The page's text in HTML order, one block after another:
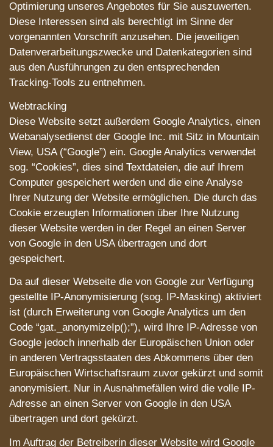
Optimierung unseres Angebotes für Sie auszuwerten.
Diese Interessen sind als berechtigt im Sinne der
vorgenannten Vorschrift anzusehen. Die jeweiligen
Datenverarbeitungszwecke und Datenkategorien sind
aus den Ausführungen zu den entsprechenden
Tracking-Tools zu entnehmen.
Webtracking
Diese Website setzt außerdem Google Analytics, einen
Webanalysedienst der Google Inc. mit Sitz in Mountain
View, USA (“Google”) ein. Google Analytics verwendet
sog. “Cookies”, dies sind Textdateien, die auf Ihrem
Computer gespeichert werden und die eine Analyse
Ihrer Nutzung der Website ermöglichen. Die durch das
Cookie erzeugten Informationen über Ihre Nutzung
dieser Website werden in der Regel an einen Server
von Google in den USA übertragen und dort
gespeichert.
Da auf dieser Webseite die von Google zur Verfügung
gestellte IP-Anonymisierung (sog. IP-Masking) aktiviert
ist (durch Erweiterung von Google Analytics um den
Code “gat._anonymizeIp();”), wird Ihre IP-Adresse von
Google jedoch innerhalb der Europäischen Union oder
in anderen Vertragsstaaten des Abkommens über den
Europäischen Wirtschaftsraum zuvor gekürzt und somit
anonymisiert. Nur in Ausnahmefällen wird die volle IP-
Adresse an einen Server von Google in den USA
übertragen und dort gekürzt.
Im Auftrag der Betreiberin dieser Website wird Google